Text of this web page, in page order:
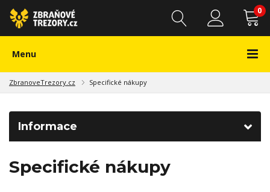
0
Menu
ZbranoveTrezory.cz Specifické nákupy
Informace
Specifické nákupy